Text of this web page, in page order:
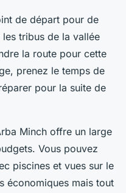
de départ pour de
les tribus de la vallée
la route pour cette
prenez le temps de
pour la suite de
Minch offre un large
Vous pouvez
piscines et vues sur le
économiques mais tout